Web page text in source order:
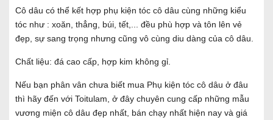
Cô dâu có thể kết hợp phụ kiện tóc cô dâu cùng những kiểu
tóc như : xoăn, thẳng, búi, tết,... đều phù hợp và tôn lên vẻ
đẹp, sự sang trọng nhưng cũng vô cùng diu dàng của cô dâu.
Chất liệu: đá cao cấp, hợp kim không gỉ.
Nếu bạn phân vân chưa biết mua Phụ kiện tóc cô dâu ở đâu
thì hãy đến với Toitulam, ở đây chuyên cung cấp những mẫu
vương miện cô dâu đẹp nhất, bán chạy nhất hiện nay và giá